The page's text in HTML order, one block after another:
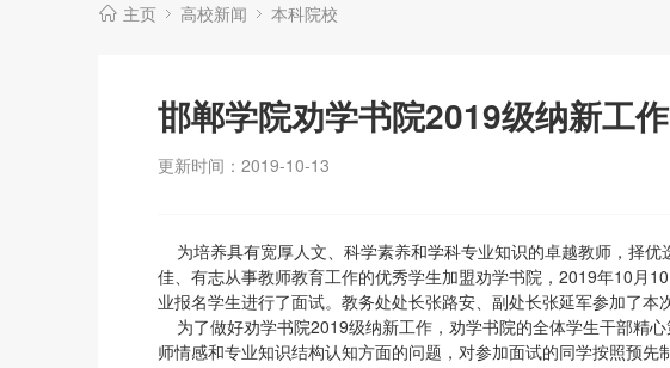
主页 高校新闻 本科院校
邯郸学院劝学书院2019级纳新工
更新时间：2019-10-13
为培养具有宽厚人文、科学素养和学科专业知识的卓越教师，择
佳、有志从事教师教育工作的优秀学生加盟劝学书院，2019年10月
业报名学生进行了面试。教务处处长张路安、副处长张延军参加了本
为了做好劝学书院2019级纳新工作，劝学书院的全体学生干部精
师情感和专业知识结构认知方面的问题，对参加面试的同学按照预先